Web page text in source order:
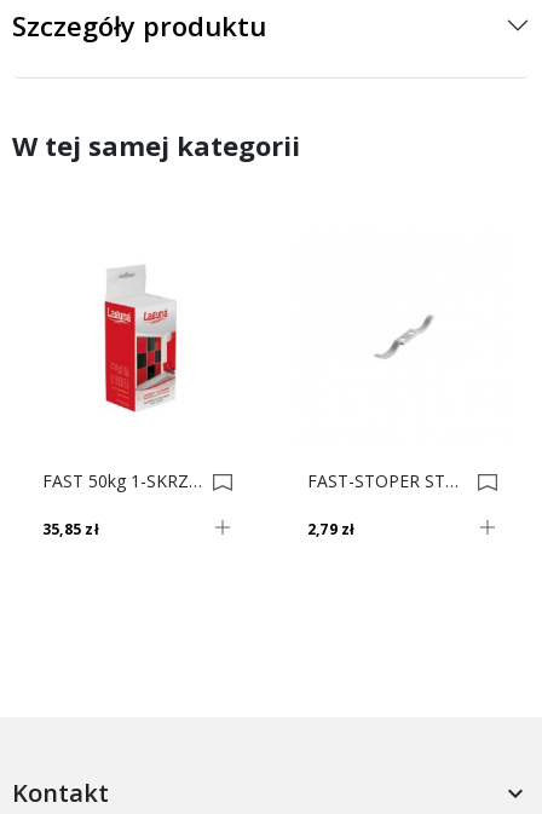
Szczegóły produktu
W tej samej kategorii
FAST 50kg 1-SKRZYDŁO 4443 L * 0005431
35,85 zł
FAST-STOPER STOPER/POZYCJONER 4413 L 0002200
2,79 zł
Kontakt 